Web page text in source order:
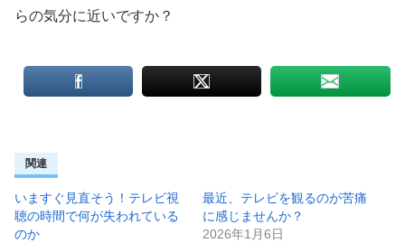
らの気分に近いですか？
関連
いますぐ見直そう！テレビ視
聴の時間で何が失われている
のか
最近、テレビを観るのが苦痛
に感じませんか？
2026年1月6日